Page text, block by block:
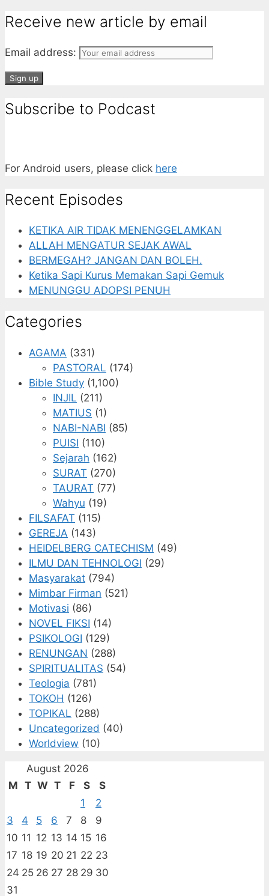
Receive new article by email
Email address:
Subscribe to Podcast
For Android users, please click here
Recent Episodes
KETIKA AIR TIDAK MENENGGELAMKAN
ALLAH MENGATUR SEJAK AWAL
BERMEGAH? JANGAN DAN BOLEH.
Ketika Sapi Kurus Memakan Sapi Gemuk
MENUNGGU ADOPSI PENUH
Categories
AGAMA (331)
PASTORAL (174)
Bible Study (1,100)
INJIL (211)
MATIUS (1)
NABI-NABI (85)
PUISI (110)
Sejarah (162)
SURAT (270)
TAURAT (77)
Wahyu (19)
FILSAFAT (115)
GEREJA (143)
HEIDELBERG CATECHISM (49)
ILMU DAN TEHNOLOGI (29)
Masyarakat (794)
Mimbar Firman (521)
Motivasi (86)
NOVEL FIKSI (14)
PSIKOLOGI (129)
RENUNGAN (288)
SPIRITUALITAS (54)
Teologia (781)
TOKOH (126)
TOPIKAL (288)
Uncategorized (40)
Worldview (10)
August 2026
M T W T F S
S
1
2
3
4 5 6 7 8
9
10 11 12 13 14 15 16
17 18 19 20 21 22 23
24 25 26 27 28 29 30
31